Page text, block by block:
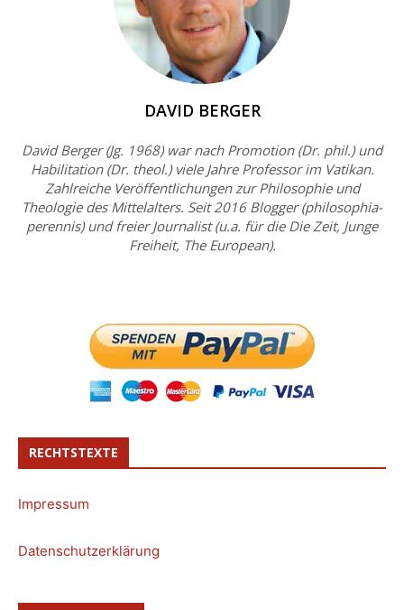
DAVID BERGER
David Berger (Jg. 1968) war nach Promotion (Dr. phil.) und
Habilitation (Dr. theol.) viele Jahre Professor im Vatikan.
Zahlreiche Veröffentlichungen zur Philosophie und
Theologie des Mittelalters. Seit 2016 Blogger (philosophia-
perennis) und freier Journalist (u.a. für die Die Zeit, Junge
Freiheit, The European).
RECHTSTEXTE
Impressum
Datenschutzerklärung